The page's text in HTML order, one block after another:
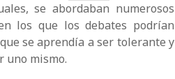
se abordaban numerosos
los que los debates podrían
se aprendía a ser tolerante y
uno mismo.